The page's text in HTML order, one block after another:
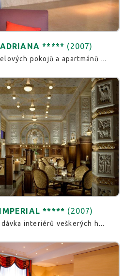
ADRIANA ***** (2007)
pokojů a apartmánů ...
***** (2007)
interiérů veškerých h...